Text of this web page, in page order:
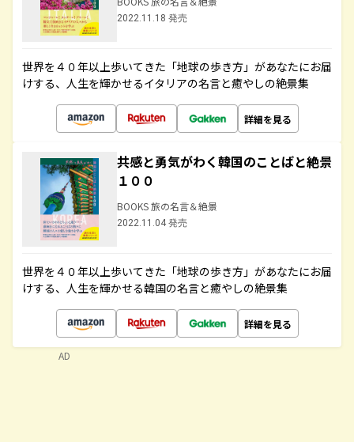
2022.11.18 発売
世界を４０年以上歩いてきた「地球の歩き方」があなたにお届
けする、人生を輝かせるイタリアの名言と癒やしの絶景集
詳細を見る
共感と勇気がわく韓国のことばと絶景
１００
BOOKS 旅の名言＆絶景
2022.11.04 発売
世界を４０年以上歩いてきた「地球の歩き方」があなたにお届
けする、人生を輝かせる韓国の名言と癒やしの絶景集
詳細を見る
AD